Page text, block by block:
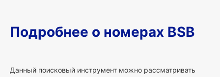
Подробнее о номерах BSB
Данный поисковый инструмент можно рассматривать